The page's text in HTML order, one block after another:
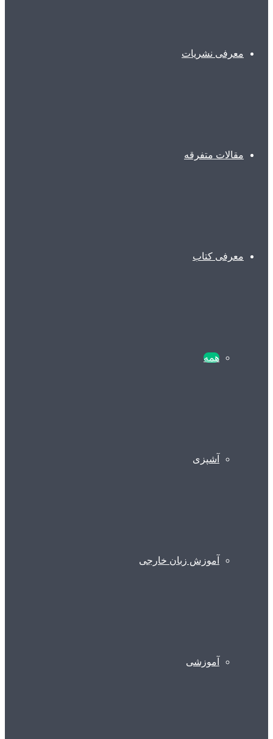
معرفی نشریات
مقالات متفرقه
معرفی کتاب
همه
آشپزی
آموزش زبان خارجی
آموزشی